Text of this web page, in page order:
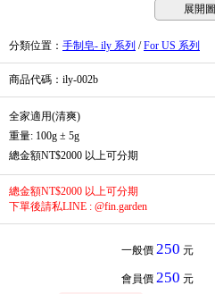
展開圖
分類位置 ： 手制皂- ily 系列 /For US 系列
商品代碼 ：ily-002b
全家適用(清爽)
重量: 100g ± 5g
總金額NT$2000 以上可分期
總金額NT$2000 以上可分期
下單後請私LINE : @fin.garden
一般價 250 元
會員價 250 元